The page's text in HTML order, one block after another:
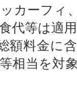
カーフィ
代等は適
額料金に
相当を対